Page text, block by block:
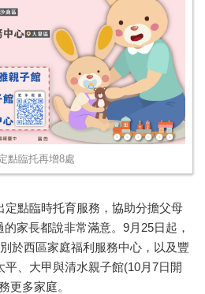
點臨托再增8處
定點臨時托育服務，協助分擔父母
的家長都說非常滿意。 9月 25日起，
於西區家庭福利服務中心，以及豐
平、大甲與清水親子館(10月7日開
更多家庭。